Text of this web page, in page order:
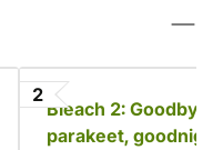
2
Bleach 2: Goodbye
parakeet,